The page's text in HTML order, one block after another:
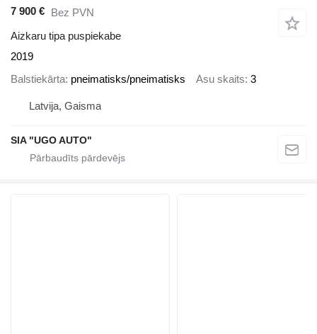
7 900 € Bez PVN
Aizkaru tipa puspiekabe
2019
Balstiekārta pneimatisks/pneimatisks Asu skaits 3
Latvija, Gaisma
SIA "UGO AUTO"